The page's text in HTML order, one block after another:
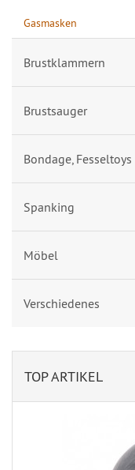
Gasmasken
Brustklammern
Brustsauger
Bondage, Fesseltoys
Spanking
Möbel
Verschiedenes
TOP ARTIKEL